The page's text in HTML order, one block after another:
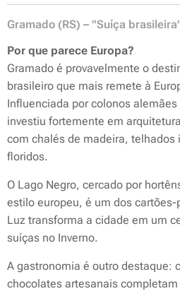
Gramado (RS) – "Suíça
Por que parece Europa?
Gramado é provavelmente o
brasileiro que mais remete à
Influenciada por colonos
investiu fortemente em
com chalés de madeira, telhados
floridos.
O Lago Negro, cercado por
estilo europeu, é um dos
Luz transforma a cidade em um
suíças no Inverno.
A gastronomia é outro destaque:
chocolates artesanais